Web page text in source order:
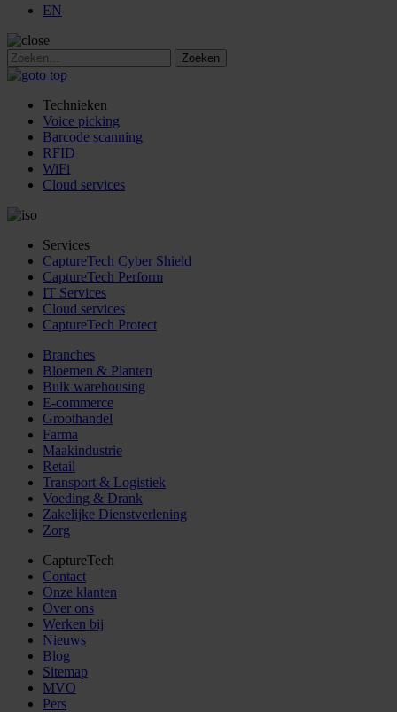
EN
Technieken
Voice picking
Barcode scanning
RFID
WiFi
Cloud services
Services
CaptureTech Cyber Shield
CaptureTech Perform
IT Services
Cloud services
CaptureTech Protect
Branches
Bloemen & Planten
Bulk warehousing
E-commerce
Groothandel
Farma
Maakindustrie
Retail
Transport & Logistiek
Voeding & Drank
Zakelijke Dienstverlening
Zorg
CaptureTech
Contact
Onze klanten
Over ons
Werken bij
Nieuws
Blog
Sitemap
MVO
Pers